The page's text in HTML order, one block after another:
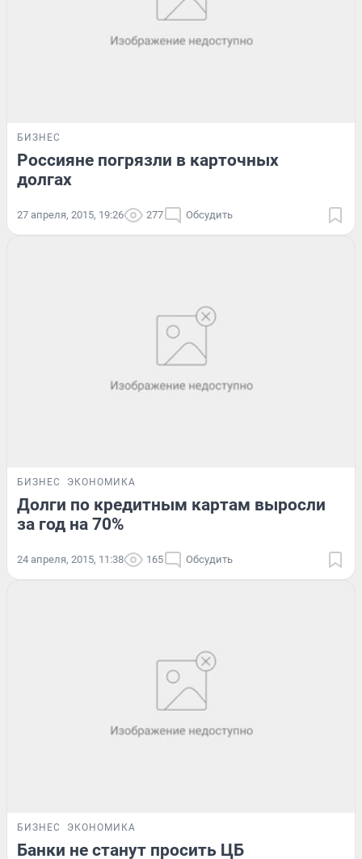
БИЗНЕС
Россияне погрязли в карточных
долгах
27 апреля, 2015, 19:26 277 Обсудить
БИЗНЕС ЭКОНОМИКА
Долги по кредитным картам выросли
за год на 70%
24 апреля, 2015, 11:38 165 Обсудить
БИЗНЕС ЭКОНОМИКА
Банки не станут просить ЦБ